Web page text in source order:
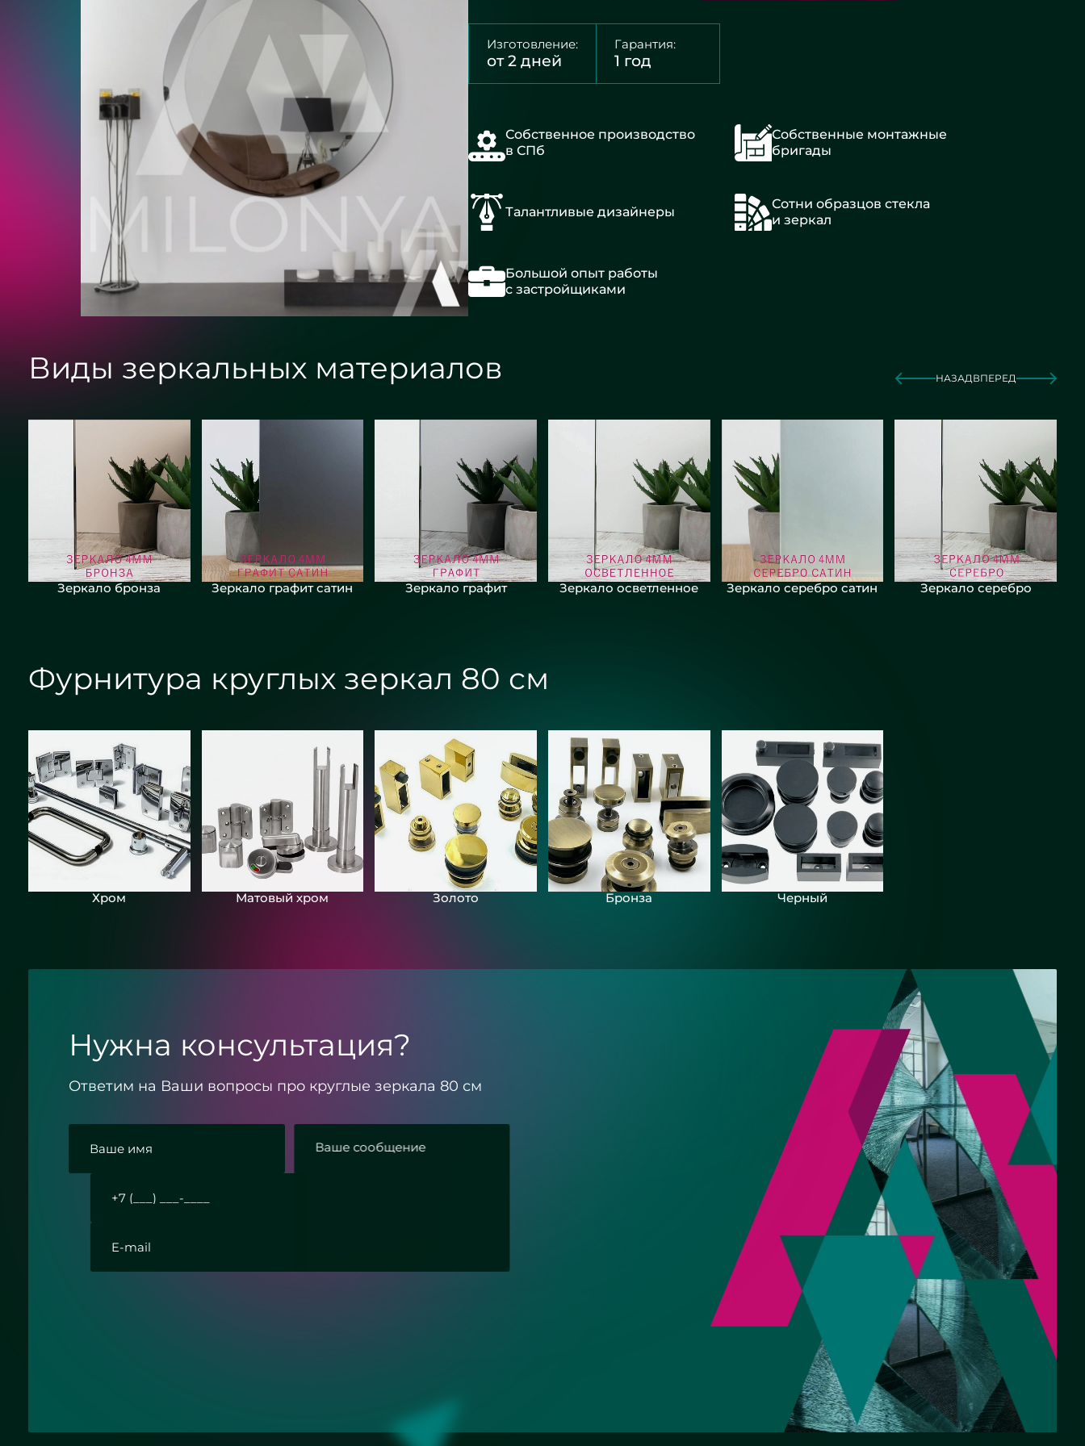
Изготовление:
от 2 дней
Гарантия:
1 год
Собственное производство
в СПб
Собственные монтажные
бригады
Талантливые дизайнеры
Сотни образцов стекла
и зеркал
Большой опыт работы
с застройщиками
Виды зеркальных материалов НАЗАДВПЕРЕД
Зеркало бронза Зеркало графит сатин Зеркало графит Зеркало осветленное Зеркало серебро сатин Зеркало серебро
Фурнитура круглых зеркал 80 см
Хром Матовый хром Золото Бронза Черный
Нужна консультация?
Ответим на Ваши вопросы про круглые зеркала 80 см
Круглое зеркало бронза с
подсветкой - ЖК «Граф Орлов»
Зеркала с подсветкой для
загородного дома - СНТ
«Разлив»